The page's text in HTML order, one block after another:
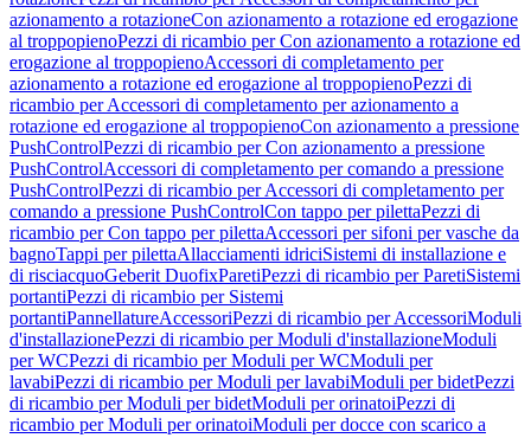
azionamento a rotazioneCon azionamento a rotazione ed erogazione
al troppopienoPezzi di ricambio per Con azionamento a rotazione ed
erogazione al troppopienoAccessori di completamento per
azionamento a rotazione ed erogazione al troppopienoPezzi di
ricambio per Accessori di completamento per azionamento a
rotazione ed erogazione al troppopienoCon azionamento a pressione
PushControlPezzi di ricambio per Con azionamento a pressione
PushControlAccessori di completamento per comando a pressione
PushControlPezzi di ricambio per Accessori di completamento per
comando a pressione PushControlCon tappo per pilettaPezzi di
ricambio per Con tappo per pilettaAccessori per sifoni per vasche da
bagnoTappi per pilettaAllacciamenti idriciSistemi di installazione e
di risciacquoGeberit DuofixParetiPezzi di ricambio per ParetiSistemi
portantiPezzi di ricambio per Sistemi
portantiPannellatureAccessoriPezzi di ricambio per AccessoriModuli
d'installazionePezzi di ricambio per Moduli d'installazioneModuli
per WCPezzi di ricambio per Moduli per WCModuli per
lavabiPezzi di ricambio per Moduli per lavabiModuli per bidetPezzi
di ricambio per Moduli per bidetModuli per orinatoiPezzi di
ricambio per Moduli per orinatoiModuli per docce con scarico a